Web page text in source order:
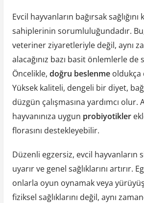
Evcil hayvanların bağırsak
sahiplerinin sorumluluğundadır.
veteriner ziyaretleriyle değil, aynı
alacağınız bazı basit önlemlerle de
Öncelikle, doğru beslenmeoldukça
Yüksek kaliteli, dengeli bir diyet,
düzgün çalışmasına yardımcı olur.
hayvanınıza uygun probiyotikler
florasını destekleyebilir.
Düzenli egzersiz, evcil hayvanların
uyarır ve genel sağlıklarını artırır.
onlarla oyun oynamak veya
fiziksel sağlıklarını değil, aynı